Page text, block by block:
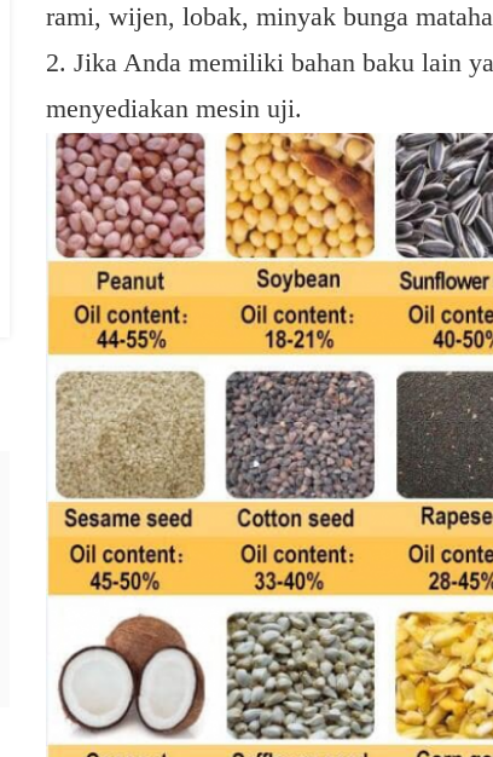
rami, wijen, lobak, minyak bunga
2. Jika Anda memiliki bahan baku lain
menyediakan mesin uji.